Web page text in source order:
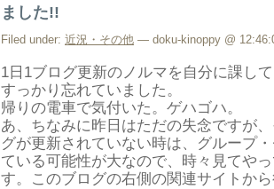
ました!!
Filed under: 近況・その他 — doku-kinoppy @
1日1ブログ更新のノルマを自分に課し
すっかり忘れていました。
帰りの電車で気付いた。ゲハゴハ。
あ、ちなみに昨日はただの失念ですが
グが更新されていない時は、グループ
ている可能性が大なので、時々見てや
す。このブログの右側の関連サイトか